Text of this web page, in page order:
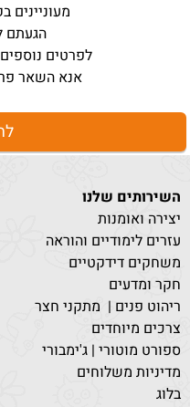
מעוניינים
הגעתם
לפרטים
אנא השאר
השירותים שלנו
יצירה ואומנות
עזרים לימודיים והוראה
משחקים דידקטיים
חקר ומדעים
ריהוט פנים | מתקני חצר
צרכים מיוחדים
ספורט מוטורי | ג'ימבורי
מדיניות משלוחים
בלוג